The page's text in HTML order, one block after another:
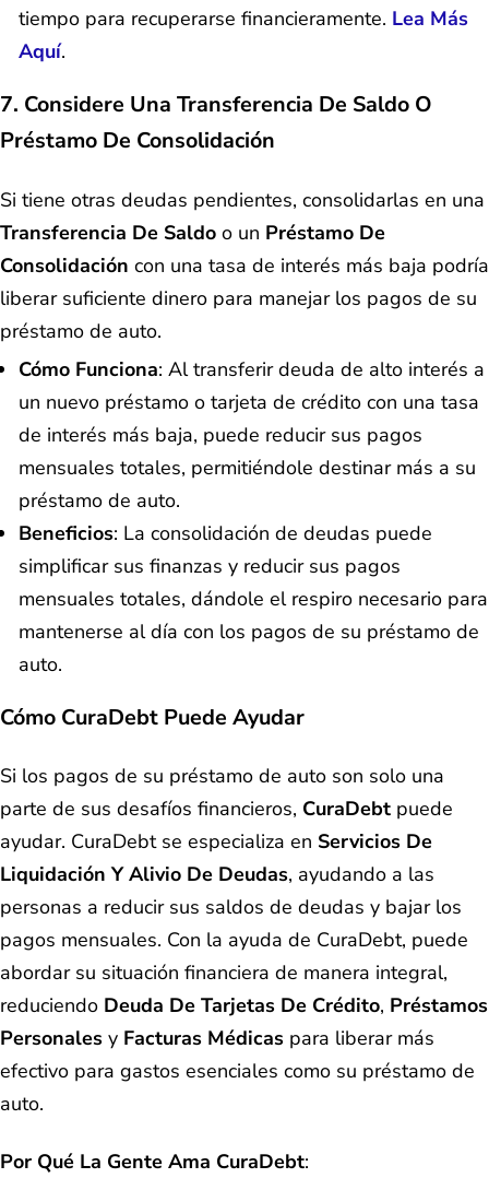
tiempo para recuperarse financieramente. Lea Más
Aquí.
7. Considere Una Transferencia De Saldo O
Préstamo De Consolidación
Si tiene otras deudas pendientes, consolidarlas en una
Transferencia De Saldo o un Préstamo De
Consolidación con una tasa de interés más baja podría
liberar suficiente dinero para manejar los pagos de su
préstamo de auto.
Cómo Funciona: Al transferir deuda de alto interés a
un nuevo préstamo o tarjeta de crédito con una tasa
de interés más baja, puede reducir sus pagos
mensuales totales, permitiéndole destinar más a su
préstamo de auto.
Beneficios: La consolidación de deudas puede
simplificar sus finanzas y reducir sus pagos
mensuales totales, dándole el respiro necesario para
mantenerse al día con los pagos de su préstamo de
auto.
Cómo CuraDebt Puede Ayudar
Si los pagos de su préstamo de auto son solo una
parte de sus desafíos financieros, CuraDebt puede
ayudar. CuraDebt se especializa en Servicios De
Liquidación Y Alivio De Deudas, ayudando a las
personas a reducir sus saldos de deudas y bajar los
pagos mensuales. Con la ayuda de CuraDebt, puede
abordar su situación financiera de manera integral,
reduciendo Deuda De Tarjetas De Crédito, Préstamos
Personales y Facturas Médicas para liberar más
efectivo para gastos esenciales como su préstamo de
auto.
Por Qué La Gente Ama CuraDebt: